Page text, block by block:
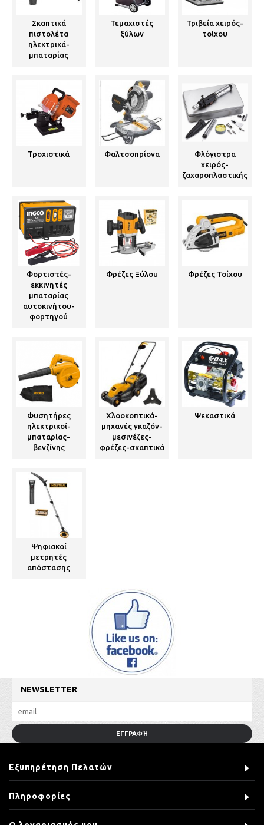
Σκαπτικά
πιστολέτα
ηλεκτρικά-
μπαταρίας
Τεμαχιστές
ξύλων
Τριβεία χειρός-
τοίχου
Τροχιστικά Φαλτσοπρίονα
Φλόγιστρα
χειρός-
ζαχαροπλαστικής
Φορτιστές-
εκκινητές
μπαταρίας
αυτοκινήτου-
φορτηγού
Φρέζες Ξύλου Φρέζες Τοίχου
Φυσητήρες
ηλεκτρικοί-
μπαταρίας-
βενζίνης
Χλοοκοπτικά-
μηχανές γκαζόν-
μεσινέζες-
φρέζες-σκαπτικά
Ψεκαστικά
Ψηφιακοί
μετρητές
απόστασης
NEWSLETTER
ΕΓΓΡΑΦΉ
Εξυπηρέτηση Πελατών
Πληροφορίες